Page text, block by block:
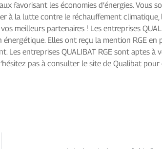
favorisant les économies d’énergies. Vous
la lutte contre le réchauffement climatique,
meilleurs partenaires ! Les entreprises
Elles ont reçu la mention RGE en
entreprises QUALIBAT RGE sont aptes à
pas à consulter le site de Qualibat